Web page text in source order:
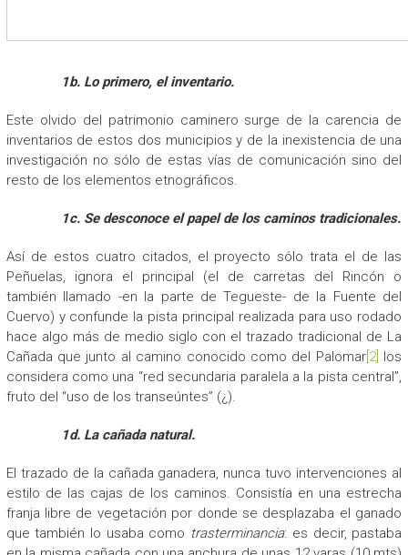
1b. Lo primero, el inventario.
Este olvido del patrimonio caminero surge de la carencia de
inventarios de estos dos municipios y de la inexistencia de una
investigación no sólo de estas vías de comunicación sino del
resto de los elementos etnográficos.
1c. Se desconoce el papel de los caminos tradicionales.
Así de estos cuatro citados, el proyecto sólo trata el de las
Peñuelas, ignora el principal (el de carretas del Rincón o
también llamado -en la parte de Tegueste- de la Fuente del
Cuervo) y confunde la pista principal realizada para uso rodado
hace algo más de medio siglo con el trazado tradicional de La
Cañada que junto al camino conocido como del Palomar[2] los
considera como una “red secundaria paralela a la pista central”,
fruto del “uso de los transeúntes” (¿).
1d. La cañada natural.
El trazado de la cañada ganadera, nunca tuvo intervenciones al
estilo de las cajas de los caminos. Consistía en una estrecha
franja libre de vegetación por donde se desplazaba el ganado
que también lo usaba como trasterminancia: es decir, pastaba